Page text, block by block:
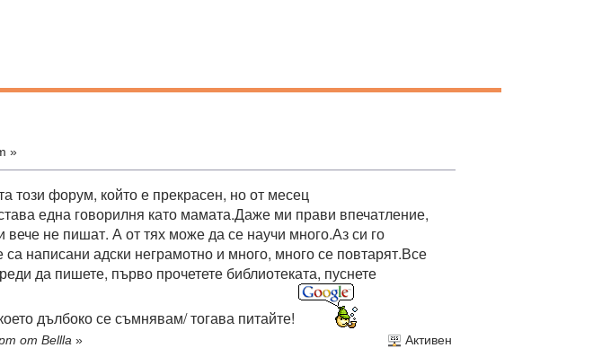
»
този форум, който е прекрасен, но от месец
една говорилня като мамата.Даже ми прави впечатление,
вече не пишат. А от тях може да се научи много.Аз си го
написани адски неграмотно и много, много се повтарят.Все
да пишете, първо прочетете библиотеката, пуснете
дълбоко се съмнявам/ тогава питайте!
от Bellla » Активен